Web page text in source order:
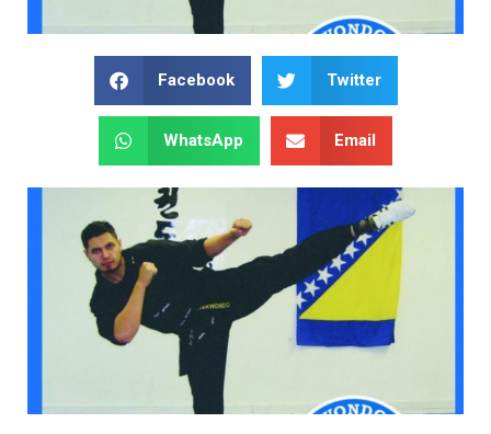
Facebook Twitter
WhatsApp Email